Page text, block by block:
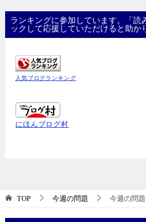
ランキングに参加しています。「読
ックして応援していただけると助か
人気ブログランキング
にほんブログ村
TOP 今週の問題 今週の問